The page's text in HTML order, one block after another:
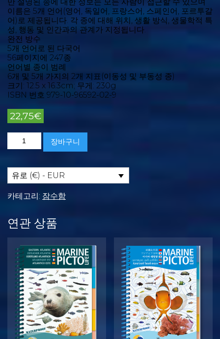
이름은 5개 언어(영어, 독일어, 프랑스어, 스페인어, 포르투갈
어)로 제공됩니다. 각 종에 대해 위치, 생활 방식, 생물학적 특
성, 행동 및 인간과의 관계가 지정됩니다.
완전 방수
5개 언어로 된 다국어
56페이지에 247종
언어별 종이 범례
6개 및 5개 가지의 2개 지표(이동성 및 부동성 종)
크기: 12.5 x 16.3cm; 무게: 230g
ISBN 번호 979-10-96592-02-9
22,75€
라
이
프
마
로
네
시
장바구니
유로 (€) - EUR
카테고리: 잠수함
연관 상품